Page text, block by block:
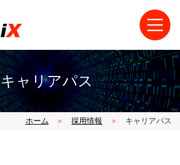
キャリアパス
ホーム 採用情報 キャリアパス